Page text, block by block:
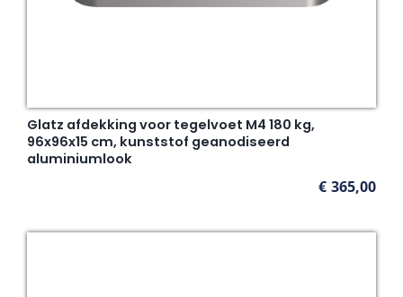
Glatz afdekking voor tegelvoet M4 180 kg,
96x96x15 cm, kunststof geanodiseerd
aluminiumlook
€ 365,00